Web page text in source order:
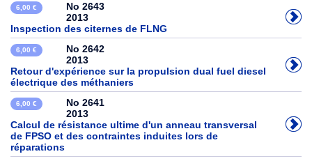
6,00 €
No 2643
2013
Inspection des citernes de FLNG
6,00 €
No 2642
2013
Retour d'expérience sur la propulsion dual fuel diesel
électrique des méthaniers
6,00 €
No 2641
2013
Calcul de résistance ultime d'un anneau transversal
de FPSO et des contraintes induites lors de
réparations